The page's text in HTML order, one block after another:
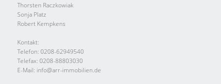
Thorsten Raczkowiak
Sonja Platz
Robert Kempkens
Kontakt:
Telefon: 0208-62949540
Telefax: 0208-88803030
E-Mail: info@arr-immobilien.de